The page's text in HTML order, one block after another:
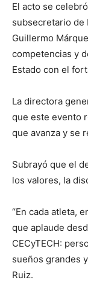
El acto se
subsecretario de
Guillermo
competencias y
Estado con el
La directora
que este evento
que avanza y se
Subrayó que el
los valores, la
“En cada atleta,
que aplaude
CECyTECH:
sueños grandes
Ruiz.